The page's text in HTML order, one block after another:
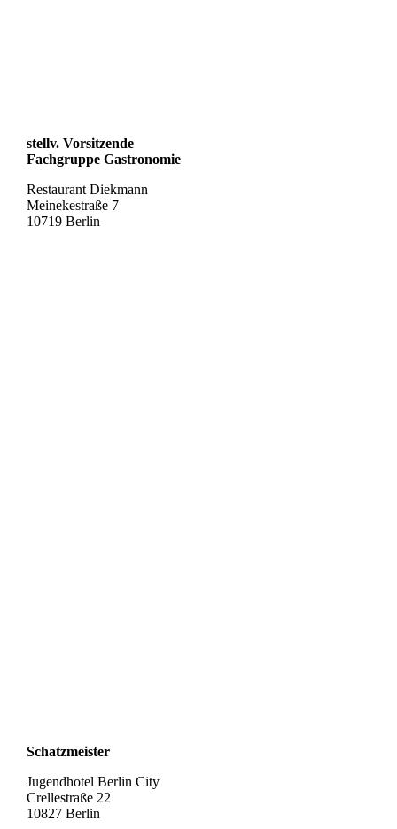
stellv. Vorsitzende
Fachgruppe Gastronomie
Restaurant Diekmann
Meinekestraße 7
10719 Berlin
Schatzmeister
Jugendhotel Berlin City
Crellestraße 22
10827 Berlin